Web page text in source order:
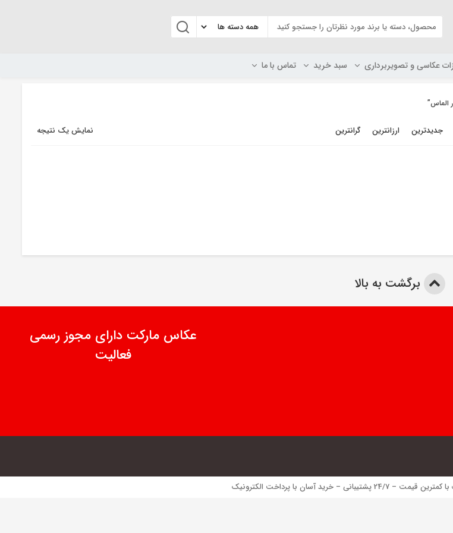
عکاسی و تصویربرداری سبد خرید تماس با ما
الماس”
نمایش یک نتیجه جدیدترین ارزانترین گرانترین
برگشت به بالا
عکاس مارکت دارای مجوز رسمی
فعالیت
خرید آسان با پرداخت الکترونیک